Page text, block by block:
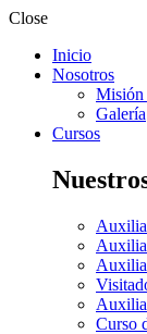
Close
Inicio
Nosotros
Misión
Galería
Cursos
Curso